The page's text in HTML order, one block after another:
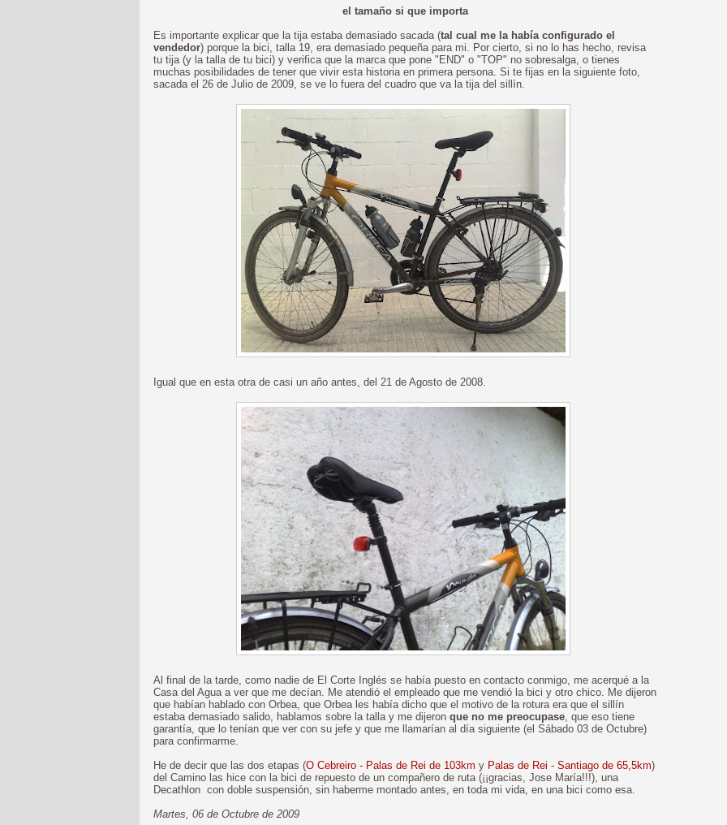
el tamaño si que importa
Es importante explicar que la tija estaba demasiado sacada (tal cual me la había configurado el
vendedor) porque la bici, talla 19, era demasiado pequeña para mi. Por cierto, si no lo has hecho, revisa
tu tija (y la talla de tu bici) y verifica que la marca que pone "END" o "TOP" no sobresalga, o tienes
muchas posibilidades de tener que vivir esta historia en primera persona. Si te fijas en la siguiente foto,
sacada el 26 de Julio de 2009, se ve lo fuera del cuadro que va la tija del sillín.
Igual que en esta otra de casi un año antes, del 21 de Agosto de 2008.
Al final de la tarde, como nadie de El Corte Inglés se había puesto en contacto conmigo, me acerqué a la
Casa del Agua a ver que me decían. Me atendió el empleado que me vendió la bici y otro chico. Me dijeron
que habían hablado con Orbea, que Orbea les había dicho que el motivo de la rotura era que el sillín
estaba demasiado salido, hablamos sobre la talla y me dijeron que no me preocupase, que eso tiene
garantía, que lo tenían que ver con su jefe y que me llamarían al día siguiente (el Sábado 03 de Octubre)
para confirmarme.
He de decir que las dos etapas (O Cebreiro - Palas de Rei de 103km y Palas de Rei - Santiago de 65,5km)
del Camino las hice con la bici de repuesto de un compañero de ruta (¡¡gracias, Jose María!!!), una
Decathlon con doble suspensión, sin haberme montado antes, en toda mi vida, en una bici como esa.
Martes, 06 de Octubre de 2009